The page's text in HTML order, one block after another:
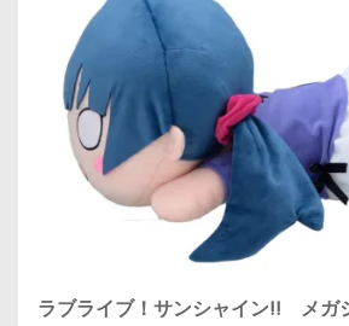
ラブライブ！サンシャイン!! メガ